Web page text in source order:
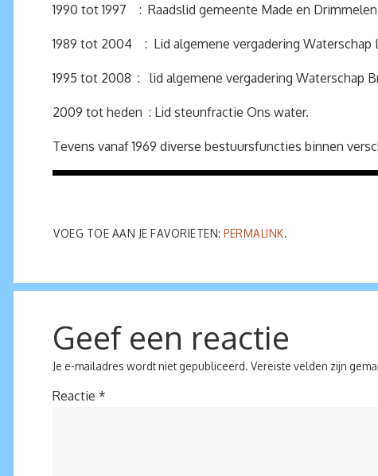
1990 tot 1997 : Raadslid gemeente Made en Drimmelen
1989 tot 2004 : Lid algemene vergadering Waterschap
1995 tot 2008 : lid algemene vergadering Waterschap
2009 tot heden : Lid steunfractie Ons water.
Tevens vanaf 1969 diverse bestuursfuncties binnen
VOEG TOE AAN JE FAVORIETEN: PERMALINK.
Geef een reactie
Je e-mailadres wordt niet gepubliceerd. Vereiste velden zijn
Reactie *